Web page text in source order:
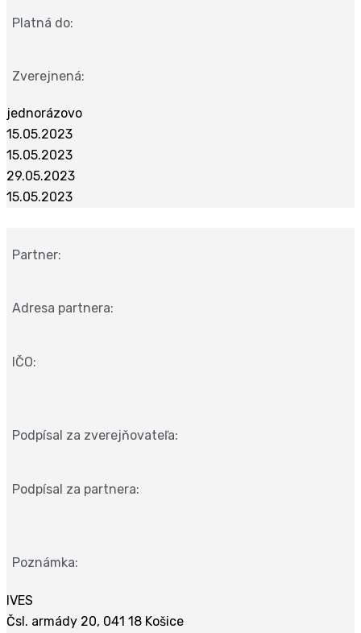
Platná do:
Zverejnená:
jednorázovo
15.05.2023
15.05.2023
29.05.2023
15.05.2023
Partner:
Adresa partnera:
IČO:
Podpísal za zverejňovateľa:
Podpísal za partnera:
Poznámka:
IVES
Čsl. armády 20, 041 18 Košice